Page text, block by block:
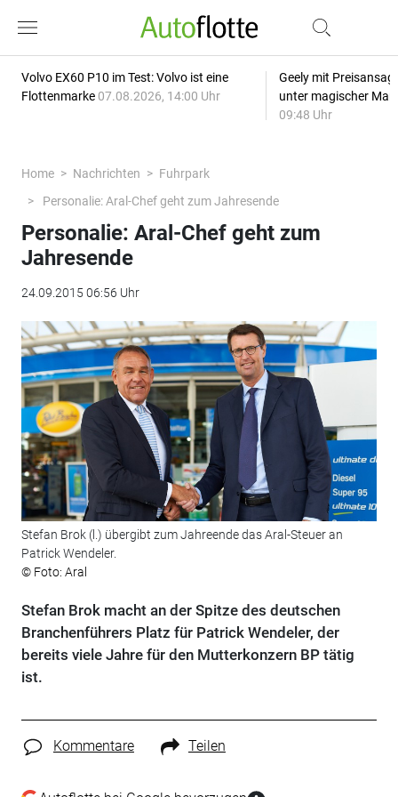
Volvo EX60 P10 im Test: Volvo ist eine
Flottenmarke 07.08.2026, 14:00 Uhr
Geely mit
unter magischer
09:48 Uhr
Home Nachrichten
Fuhrpark
Personalie: Aral-Chef geht zum Jahresende
Personalie: Aral-Chef geht zum
Jahresende
24.09.2015 06:56 Uhr
Stefan Brok (l.) übergibt zum Jahreende das Aral-Steuer an
Patrick Wendeler.
© Foto: Aral
Stefan Brok macht an der Spitze des deutschen
Branchenführers Platz für Patrick Wendeler, der
bereits viele Jahre für den Mutterkonzern BP tätig
ist.
Kommentare Teilen